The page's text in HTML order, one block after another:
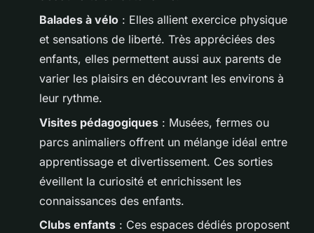
Balades à vélo : Elles allient exercice physique
et sensations de liberté. Très appréciées des
enfants, elles permettent aussi aux parents de
varier les plaisirs en découvrant les environs à
leur rythme.
Visites pédagogiques : Musées, fermes ou
parcs animaliers offrent un mélange idéal entre
apprentissage et divertissement. Ces sorties
éveillent la curiosité et enrichissent les
connaissances des enfants.
Clubs enfants : Ces espaces dédiés proposent